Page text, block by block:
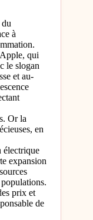
à
qui
le slogan
et au-
Or la
en
électrique
expansion
prix et
de